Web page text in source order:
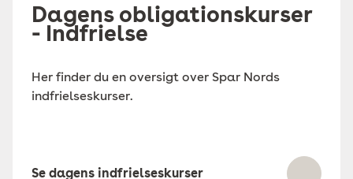
Dagens obligationskurser
- Indfrielse
Her finder du en oversigt over Spar Nords
indfrielseskurser.
Se dagens indfrielseskurser